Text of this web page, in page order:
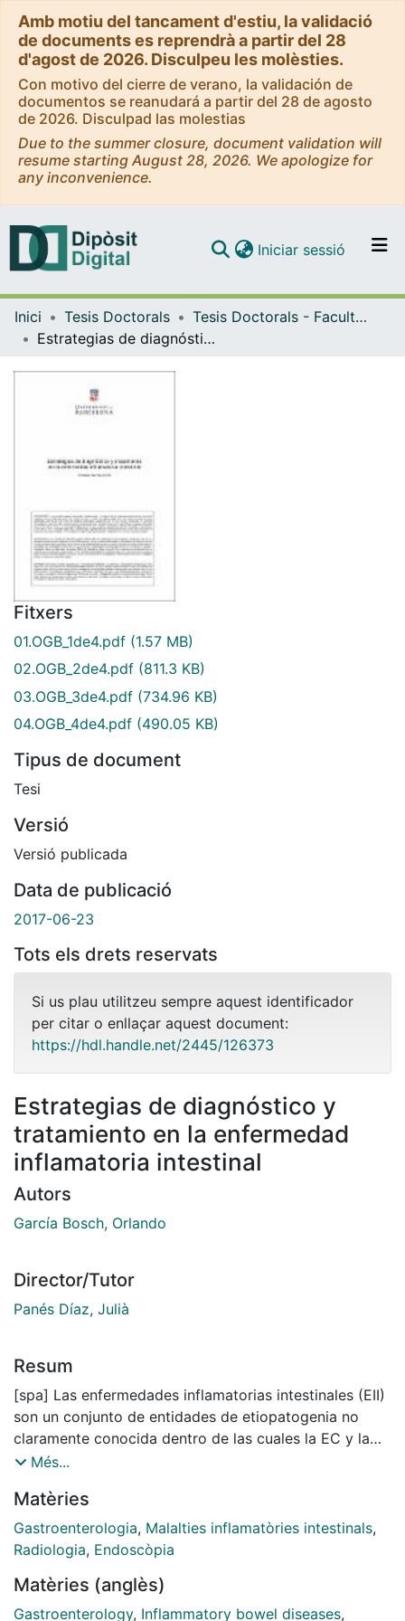
Amb motiu del tancament d'estiu, la validació
de documents es reprendrà a partir del 28
d'agost de 2026. Disculpeu les molèsties.
Con motivo del cierre de verano, la validación de
documentos se reanudará a partir del 28 de agosto
de 2026. Disculpad las molestias
Due to the summer closure, document validation will
resume starting August 28, 2026. We apologize for
any inconvenience.
Navega per tot el DD
Iniciar sessió (current)
Inici Tesis Doctorals
Tesis Doctorals - Facultat - Medicina
Estrategias de diagnóstico y tratamiento en la enfermedad inflamatoria intestinal
Fitxers
01.OGB_1de4.pdf (1.57 MB)
02.OGB_2de4.pdf (811.3 KB)
03.OGB_3de4.pdf (734.96 KB)
04.OGB_4de4.pdf (490.05 KB)
Tipus de document
Tesi
Versió
Versió publicada
Data de publicació
2017-06-23
Tots els drets reservats
Si us plau utilitzeu sempre aquest identificador
per citar o enllaçar aquest document:
https://hdl.handle.net/2445/126373
Estrategias de diagnóstico y
tratamiento en la enfermedad
inflamatoria intestinal
Autors
García Bosch, Orlando
Director/Tutor
Panés Díaz, Julià
Resum
[spa] Las enfermedades inflamatorias intestinales (EII)
son un conjunto de entidades de etiopatogenia no
claramente conocida dentro de las cuales la EC y la
CU son sus máximos exponentes y se asocian a una
personales, laborales y sanitarios. El arsenal
terapéutico disponible para su manejo es
relativamente escaso y de eficacia limitada e incluye
tratamientos biológicos.
Determinar de forma precisa tanto la presencia de
Més...
Matèries
Gastroenterologia, Malalties inflamatòries intestinals,
Radiologia, Endoscòpia
Matèries (anglès)
Gastroenterology, Inflammatory bowel diseases,